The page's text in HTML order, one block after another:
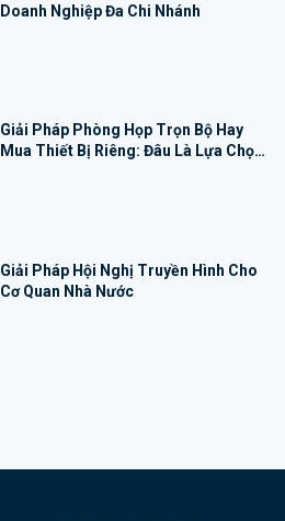
Doanh Nghiệp Đa Chi Nhánh
Giải Pháp Phòng Họp Trọn Bộ Hay
Mua Thiết Bị Riêng: Đâu Là Lựa Chọn
Giải Pháp Hội Nghị Truyền Hình Cho
Cơ Quan Nhà Nước